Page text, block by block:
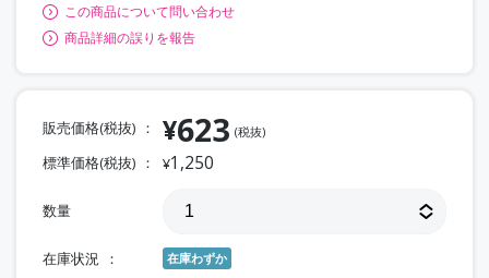
この商品について問い合わせ
商品詳細の誤りを報告
販売価格(税抜) ¥623 (税抜)
標準価格(税抜) ¥1,250
数量
在庫状況 在庫わずか